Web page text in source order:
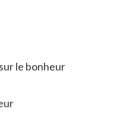
le bonheur